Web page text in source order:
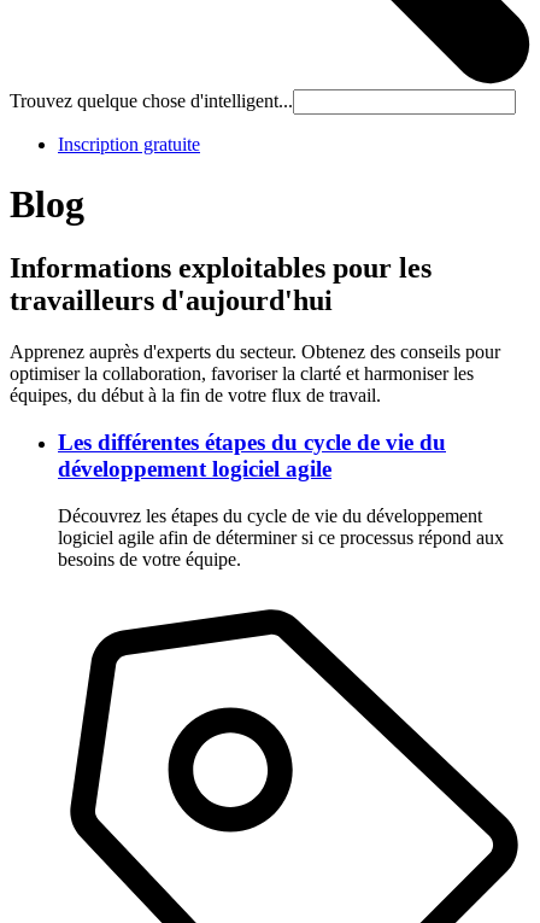
Trouvez quelque chose d'intelligent...
Inscription gratuite
Blog
Informations exploitables pour les
travailleurs d'aujourd'hui
Apprenez auprès d'experts du secteur. Obtenez des conseils pour
optimiser la collaboration, favoriser la clarté et harmoniser les
équipes, du début à la fin de votre flux de travail.
Les différentes étapes du cycle de vie du
développement logiciel agile
Découvrez les étapes du cycle de vie du développement
logiciel agile afin de déterminer si ce processus répond aux
besoins de votre équipe.